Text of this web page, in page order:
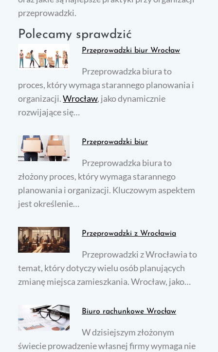
przeprowadzki.
Polecamy sprawdzić
Przeprowadzki biur Wrocław
Przeprowadzka biura to
proces, który wymaga starannego planowania i
organizacji.Wrocław, jako dynamicznie
rozwijające się…
Przeprowadzki biur
Przeprowadzka biura to
złożony proces, który wymaga starannego
planowania i organizacji. Kluczowym aspektem
jest określenie…
Przeprowadzki z Wrocławia
Przeprowadzki z Wrocławia to
temat, który dotyczy wielu osób planujących
zmianę miejsca zamieszkania. Wrocław, jako…
Biuro rachunkowe Wrocław
W dzisiejszym złożonym
świecie prowadzenie własnej firmy wymaga nie